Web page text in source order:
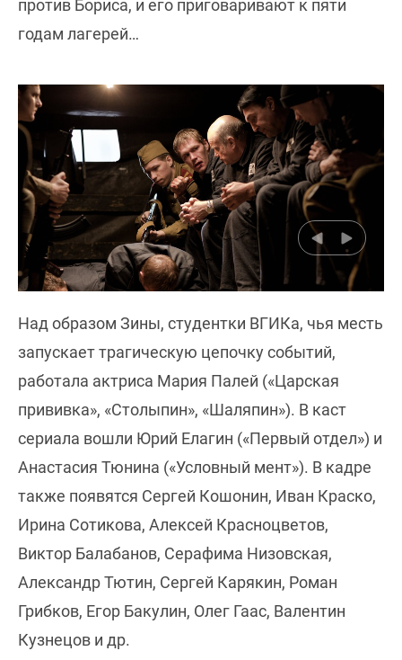
против Бориса, и его приговаривают к пяти
годам лагерей…
Над образом Зины, студентки ВГИКа, чья месть
запускает трагическую цепочку событий,
работала актриса Мария Палей («Царская
прививка», «Столыпин», «Шаляпин»). В каст
сериала вошли Юрий Елагин («Первый отдел») и
Анастасия Тюнина («Условный мент»). В кадре
также появятся Сергей Кошонин, Иван Краско,
Ирина Сотикова, Алексей Красноцветов,
Виктор Балабанов, Серафима Низовская,
Александр Тютин, Сергей Карякин, Роман
Грибков, Егор Бакулин, Олег Гаас, Валентин
Кузнецов и др.